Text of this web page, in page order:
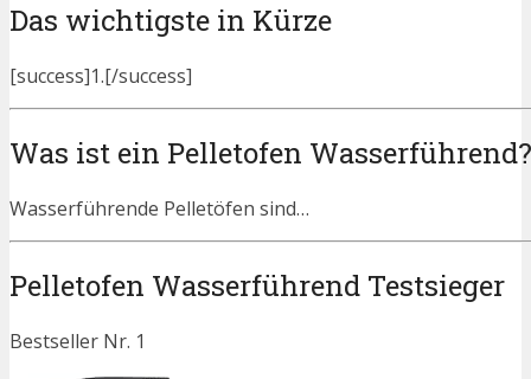
Das wichtigste in Kürze
[success]1.[/success]
Was ist ein Pelletofen Wasserführend?
Wasserführende Pelletöfen sind…
Pelletofen Wasserführend Testsieger
Bestseller Nr. 1